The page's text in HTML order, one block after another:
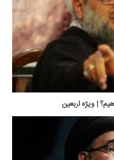
| ویژه اربعین